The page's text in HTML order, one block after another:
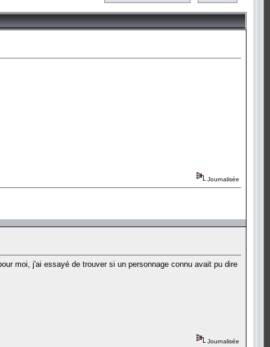
Journalisée
moi, j'ai essayé de trouver si un personnage connu avait pu dire
Journalisée